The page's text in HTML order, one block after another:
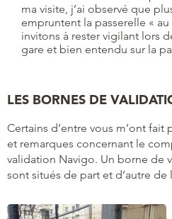
ma visite, j’ai observé que
empruntent la passerelle «
invitons à rester vigilant lors
gare et bien entendu sur la
LES BORNES DE
Certains d’entre vous m’ont
et remarques concernant le
validation Navigo. Un borne de
sont situés de part et d’autre de